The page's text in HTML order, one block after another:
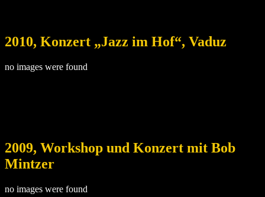
2010, Konzert „Jazz im Hof“, Vaduz
no images were found
2009, Workshop und Konzert mit Bob
Mintzer
no images were found